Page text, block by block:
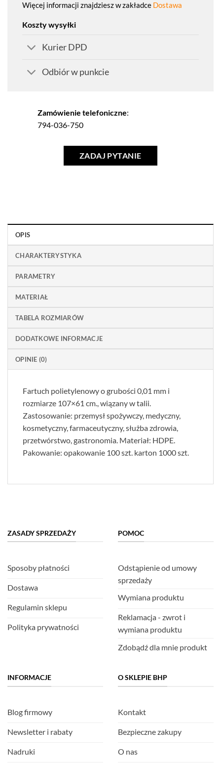
Więcej informacji znajdziesz w zakładce Dostawa
Koszty wysyłki
Kurier DPD
Odbiór w punkcie
Zamówienie telefoniczne:
794-036-750
ZADAJ PYTANIE
OPIS
CHARAKTERYSTYKA
PARAMETRY
MATERIAŁ
TABELA ROZMIARÓW
DODATKOWE INFORMACJE
OPINIE (0)
Fartuch polietylenowy o grubości 0,01 mm i
rozmiarze 107×61 cm., wiązany w talii.
Zastosowanie: przemysł spożywczy, medyczny,
kosmetyczny, farmaceutyczny, służba zdrowia,
przetwórstwo, gastronomia. Materiał: HDPE.
Pakowanie: opakowanie 100 szt. karton 1000 szt.
ZASADY SPRZEDAŻY
Sposoby płatności
Dostawa
Regulamin sklepu
Polityka prywatności
POMOC
Odstąpienie od umowy
sprzedaży
Wymiana produktu
Reklamacja - zwrot i
wymiana produktu
Zdobądź dla mnie produkt
INFORMACJE
Blog firmowy
Newsletter i rabaty
Nadruki
O SKLEPIE BHP
Kontakt
Bezpieczne zakupy
O nas